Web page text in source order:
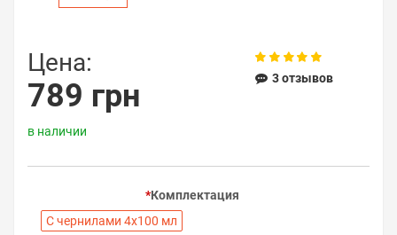
Цена:
789 грн
в наличии
3 отзывов
Комплектация
С чернилами 4х100 мл